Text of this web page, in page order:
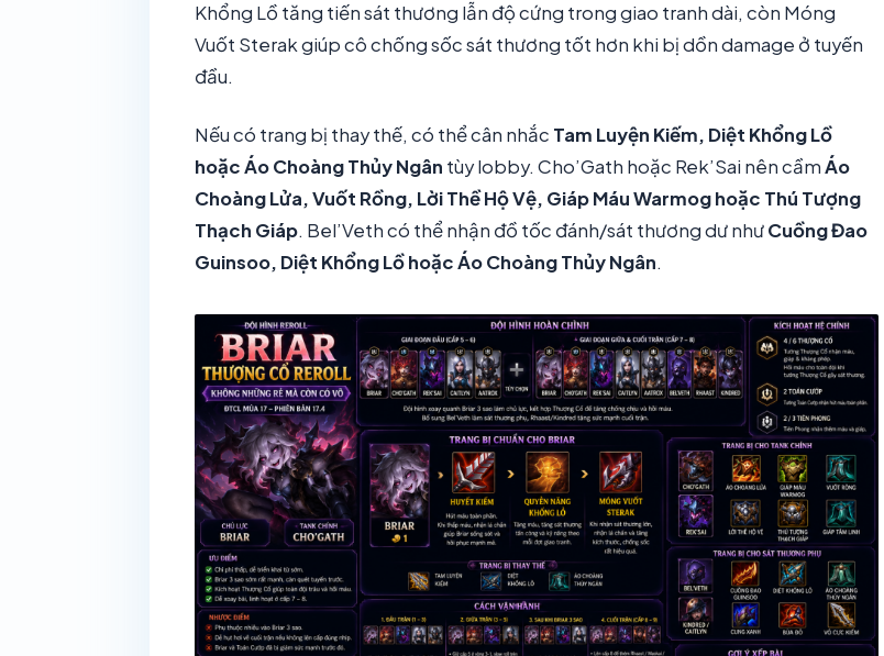
Khổng Lồ tăng tiến sát thương lẫn độ cứng trong giao tranh dài, còn Móng
Vuốt Sterak giúp cô chống sốc sát thương tốt hơn khi bị dồn damage ở tuyến
đầu.
Nếu có trang bị thay thế, có thể cân nhắc Tam Luyện Kiếm, Diệt Khổng Lồ
hoặc Áo Choàng Thủy Ngân tùy lobby. Cho’Gath hoặc Rek’Sai nên cầmÁo
Choàng Lửa, Vuốt Rồng, Lời Thề Hộ Vệ, Giáp Máu Warmog hoặc Thú Tượng
Thạch Giáp. Bel’Veth có thể nhận đồ tốc đánh/sát thương dư nhưCuồng Đao
Guinsoo, Diệt Khổng Lồ hoặc Áo Choàng Thủy Ngân.